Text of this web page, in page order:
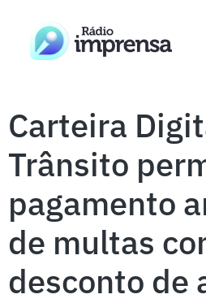
Carteira
Trânsito
pagamento
de multas
desconto de